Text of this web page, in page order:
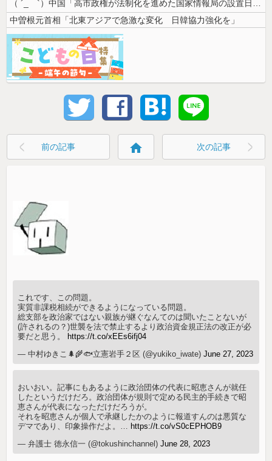
（ ´_ゝ`）中国「高市政権が法制化を進めた国家情報局の設置日が7月3...
中曽根元首相「北東アジアで急激な変化 日韓協力強化を」
前の記事 home 次の記事
これです、この問題。
実質非課税相続ができるようになっている問題。
総支部を政治家ではない親族が継ぐなんてのは聞いたことないが
(許されるの？)世襲を法で禁止するより政治資金規正法の改正が必
要だと思う。
https://t.co/xEEs6ifj04
— 中村ゆきこ🌲🌾🐟立憲岩手２区 (@yukiko_iwate)June 27, 2023
おいおい。記事にもあるように政治団体の代表に昭恵さんが就任
したというだけだろ。政治団体が規則で定める民主的手続きで昭
恵さんが代表になっただけだろうが。
それを昭恵さんが個人で承継したかのように報道すんのは悪質な
デマであり、印象操作だよ。… https://t.co/vS0cEPHOB9
— 弁護士 徳永信一 (@tokushinchannel)June 28, 2023